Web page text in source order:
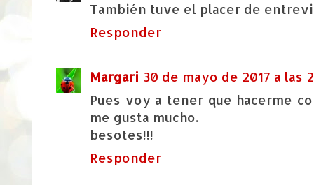
También tuve el placer de
Responder
Margari 30 de mayo de 2017 a las
Pues voy a tener que hacerme
me gusta mucho.
besotes!!!
Responder